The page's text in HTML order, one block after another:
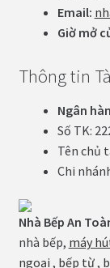
Email:
Giờ mở
Thông tin
Ngân
Số TK:
Tên chủ
Chi
Nhà Bếp An
nhà bếp, máy
ngoại , bếp từ,